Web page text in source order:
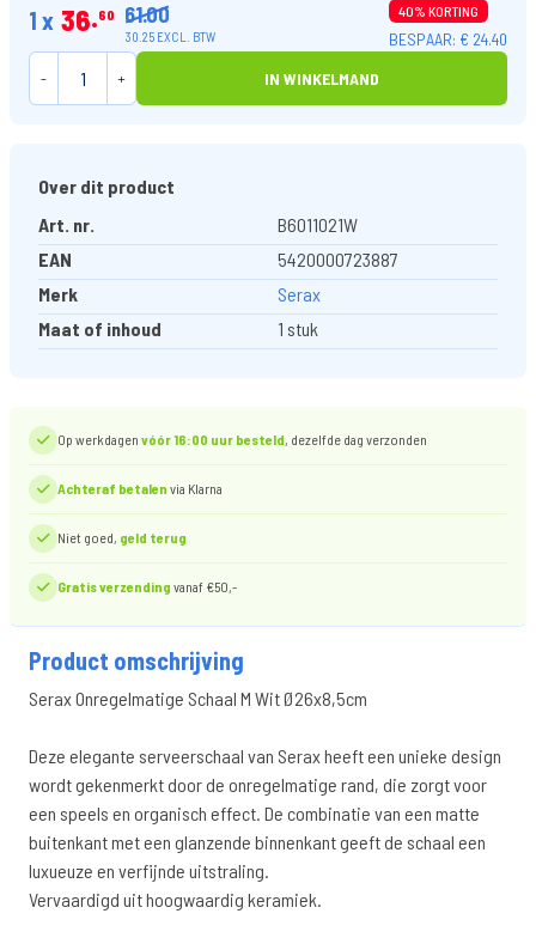
1 x 36 60 61.00
30.25 EXCL. BTW
40% KORTING
BESPAAR: € 24.40
-
+ IN WINKELMAND
Over dit product
Art. nr.
B6011021W
EAN
5420000723887
Merk
Serax
Maat of inhoud
1 stuk
Op werkdagen vóór 16:00 uur besteld, dezelfde dag verzonden
Achteraf betalen via Klarna
Niet goed, geld terug
Gratis verzending vanaf €50,-
Product omschrijving
Serax Onregelmatige Schaal M Wit Ø26x8,5cm
Deze elegante serveerschaal van Serax heeft een unieke design
wordt gekenmerkt door de onregelmatige rand, die zorgt voor
een speels en organisch effect. De combinatie van een matte
buitenkant met een glanzende binnenkant geeft de schaal een
luxueuze en verfijnde uitstraling.
Vervaardigd uit hoogwaardig keramiek.